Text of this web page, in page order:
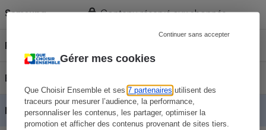
Gérer mes cookies
Que Choisir Ensemble et ses7 partenaires utilisent des
traceurs pour mesurer l’audience, la performance,
personnaliser les contenus, les partager, optimiser la
promotion et afficher des contenus provenant de sites tiers.
Continuer sans accepter
Samsung Contenu réservé aux abonnés
Rosières
Beko
Moyennes Contenu réservé aux abonnés